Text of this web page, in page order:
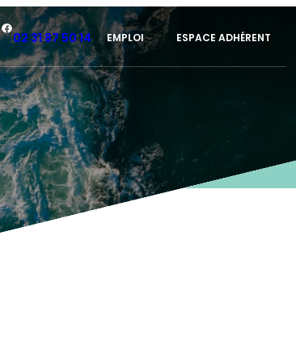
Facebook
02 31 87 50 14 EMPLOI ESPACE ADHÉRENT